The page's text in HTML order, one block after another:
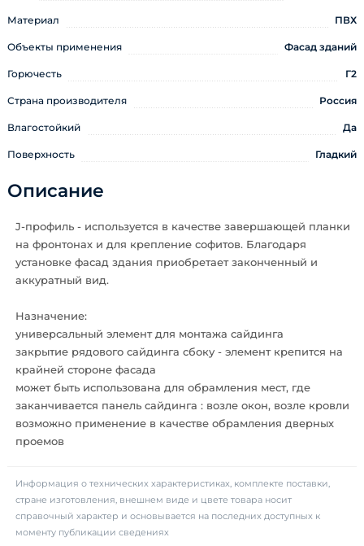
Материал ПВХ
Объекты применения Фасад зданий
Горючесть Г2
Страна производителя Россия
Влагостойкий Да
Поверхность Гладкий
Описание
J-профиль - используется в качестве завершающей планки
на фронтонах и для крепление софитов. Благодаря
установке фасад здания приобретает законченный и
аккуратный вид.
Назначение:
универсальный элемент для монтажа сайдинга
закрытие рядового сайдинга сбоку - элемент крепится на
крайней стороне фасада
может быть использована для обрамления мест, где
заканчивается панель сайдинга : возле окон, возле кровли
возможно применение в качестве обрамления дверных
проемов
Информация о технических характеристиках, комплекте поставки,
стране изготовления, внешнем виде и цвете товара носит
справочный характер и основывается на последних доступных к
моменту публикации сведениях